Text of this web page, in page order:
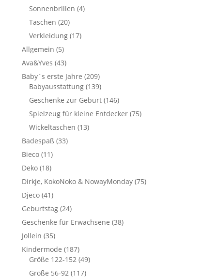
Sonnenbrillen (4)
Taschen (20)
Verkleidung (17)
Allgemein (5)
Ava&Yves (43)
Baby´s erste Jahre (209)
Babyausstattung (139)
Geschenke zur Geburt (146)
Spielzeug für kleine Entdecker (75)
Wickeltaschen (13)
Badespaß (33)
Bieco (11)
Deko (18)
Dirkje, KokoNoko & NowayMonday (75)
Djeco (41)
Geburtstag (24)
Geschenke für Erwachsene (38)
Jollein (35)
Kindermode (187)
Größe 122-152 (49)
Größe 56-92 (117)